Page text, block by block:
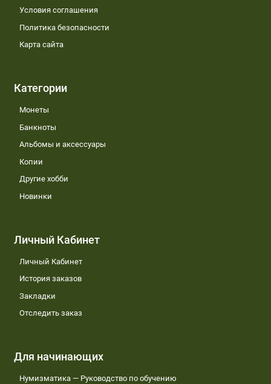
Условия соглашения
Политика безопасности
Карта сайта
Категории
Монеты
Банкноты
Альбомы и аксессуары
Копии
Другие хобби
Новинки
Личный Кабинет
Личный Кабинет
История заказов
Закладки
Отследить заказ
Для начинающих
Нумизматика — Руководство по обучению